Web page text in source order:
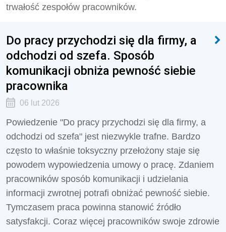
trwałość zespołów pracowników.
Do pracy przychodzi się dla firmy, a
odchodzi od szefa. Sposób
komunikacji obniża pewność siebie
pracownika
06 lut 2026
Powiedzenie "Do pracy przychodzi się dla firmy, a
odchodzi od szefa" jest niezwykle trafne. Bardzo
często to właśnie toksyczny przełożony staje się
powodem wypowiedzenia umowy o pracę. Zdaniem
pracowników sposób komunikacji i udzielania
informacji zwrotnej potrafi obniżać pewność siebie.
Tymczasem praca powinna stanowić źródło
satysfakcji. Coraz więcej pracowników swoje zdrowie